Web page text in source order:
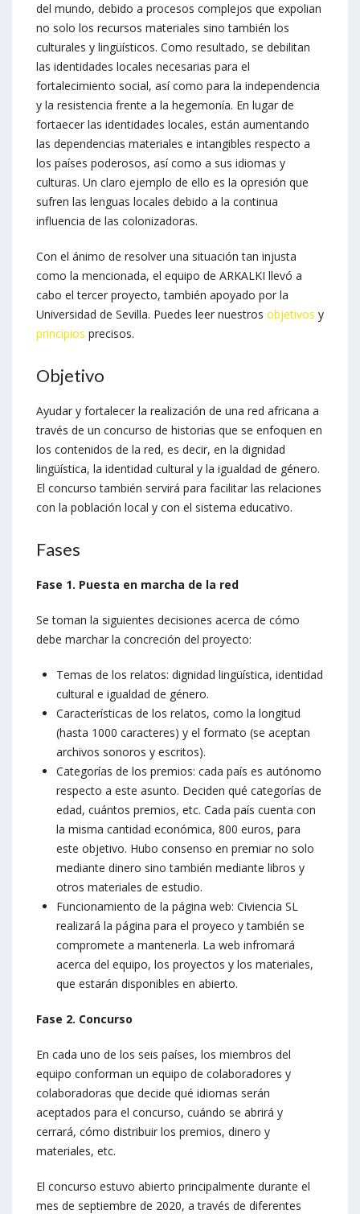
del mundo, debido a procesos complejos que expolian
no solo los recursos materiales sino también los
culturales y lingüísticos. Como resultado, se debilitan
las identidades locales necesarias para el
fortalecimiento social, así como para la independencia
y la resistencia frente a la hegemonía. En lugar de
fortaecer las identidades locales, están aumentando
las dependencias materiales e intangibles respecto a
los países poderosos, así como a sus idiomas y
culturas. Un claro ejemplo de ello es la opresión que
sufren las lenguas locales debido a la continua
influencia de las colonizadoras.
Con el ánimo de resolver una situación tan injusta
como la mencionada, el equipo de ARKALKI llevó a
cabo el tercer proyecto, también apoyado por la
Universidad de Sevilla. Puedes leer nuestros objetivos y
principios precisos.
Objetivo
Ayudar y fortalecer la realización de una red africana a
través de un concurso de historias que se enfoquen en
los contenidos de la red, es decir, en la dignidad
lingüística, la identidad cultural y la igualdad de género.
El concurso también servirá para facilitar las relaciones
con la población local y con el sistema educativo.
Fases
Fase 1. Puesta en marcha de la red
Se toman la siguientes decisiones acerca de cómo
debe marchar la concreción del proyecto:
Temas de los relatos: dignidad lingüística, identidad
cultural e igualdad de género.
Características de los relatos, como la longitud
(hasta 1000 caracteres) y el formato (se aceptan
archivos sonoros y escritos).
Categorías de los premios: cada país es autónomo
respecto a este asunto. Deciden qué categorías de
edad, cuántos premios, etc. Cada país cuenta con
la misma cantidad económica, 800 euros, para
este objetivo. Hubo consenso en premiar no solo
mediante dinero sino también mediante libros y
otros materiales de estudio.
Funcionamiento de la página web: Civiencia SL
realizará la página para el proyeco y también se
compromete a mantenerla. La web infromará
acerca del equipo, los proyectos y los materiales,
que estarán disponibles en abierto.
Fase 2. Concurso
En cada uno de los seis países, los miembros del
equipo conforman un equipo de colaboradores y
colaboradoras que decide qué idiomas serán
aceptados para el concurso, cuándo se abrirá y
cerrará, cómo distribuir los premios, dinero y
materiales, etc.
El concurso estuvo abierto principalmente durante el
mes de septiembre de 2020, a través de diferentes